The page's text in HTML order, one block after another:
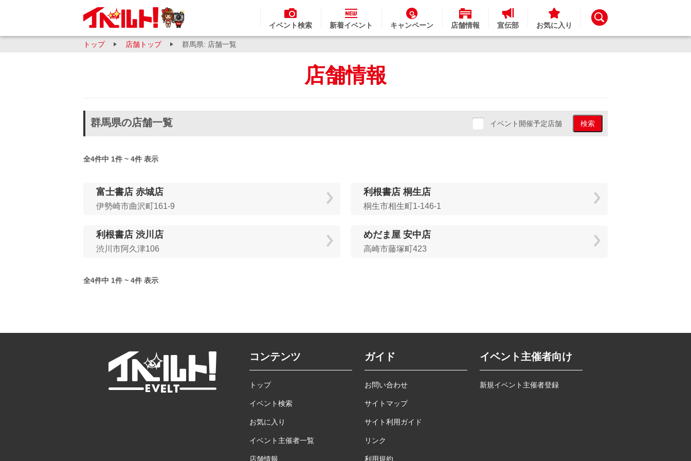
イベント検索 新着イベント キャンペーン 店舗情報 宣伝部 お気に入り
トップ 店舗トップ 群馬県: 店舗一覧
店舗情報
群馬県の店舗一覧 イベント開催予定店舗 検索
全4件中 1件 ~ 4件 表示
富士書店 赤城店
伊勢崎市曲沢町161-9
利根書店 桐生店
桐生市相生町1-146-1
利根書店 渋川店
渋川市阿久津106
めだま屋 安中店
高崎市藤塚町423
全4件中 1件 ~ 4件 表示
コンテンツ
トップ
イベント検索
お気に入り
イベント主催者一覧
店舗情報
ガイド
お問い合わせ
サイトマップ
サイト利用ガイド
リンク
利用規約
イベント主催者向け
新規イベント主催者登録